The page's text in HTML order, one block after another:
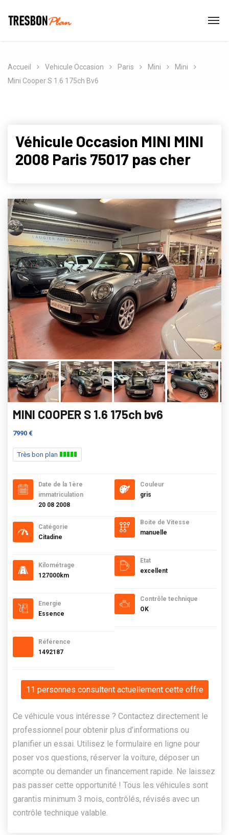
Accueil Vehicule Occasion Paris Mini
Mini
Mini Cooper S 1.6 175ch Bv6
Véhicule Occasion MINI MINI
2008 Paris 75017 pas cher
MINI COOPER S 1.6 175ch bv6
7990 €
Très bon plan
Date de la 1ère
immatriculation
20 08 2008
Catégorie
Citadine
Kilométrage
127000km
Energie
Essence
Référence
1492187
Couleur
gris
Boite de Vitesse
manuelle
Etat
excellent
Contrôle technique
OK
11 personnes consultent actuellement cette offre
Ce véhicule vous intéresse ? Contactez directement le
professionnel pour obtenir plus d’informations ou
planifier un essai. Utilisez le formulaire en ligne pour
poser vos questions, réserver la voiture, déposer un
acompte ou demander un financement rapide. Ne laissez
pas passer cette opportunité ! Tous les véhicules sont
garantis minimum 3 mois, contrôlés, révisés avec un
contrôle technique valable.